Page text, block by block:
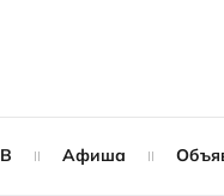
Афиша